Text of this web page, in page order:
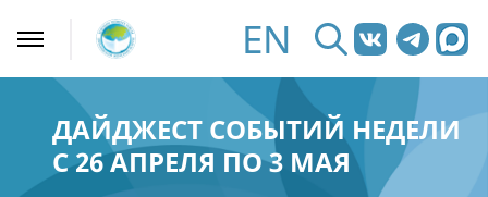
EN
ДАЙДЖЕСТ СОБЫТИЙ НЕДЕЛИ
С 26 АПРЕЛЯ ПО 3 МАЯ